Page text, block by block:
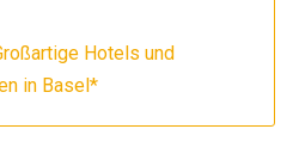
Hotels und
in Basel*